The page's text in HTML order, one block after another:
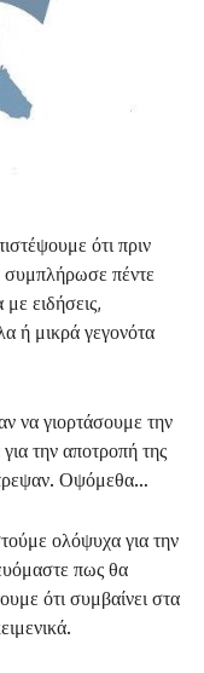
ότι πριν
πέντε
ειδήσεις,
ή μικρά γεγονότα
να γιορτάσουμε την
την αποτροπή της
Οψόμεθα…
ολόψυχα για την
πως θα
ότι συμβαίνει στα